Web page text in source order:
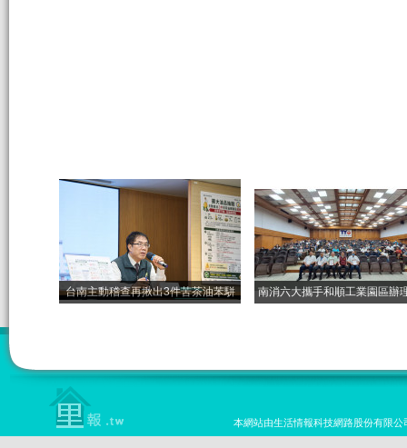
台南主動稽查再揪出3件苦茶油苯駢 南消六大攜手和順工業園區辦
本網站由生活情報科技網路股份有限